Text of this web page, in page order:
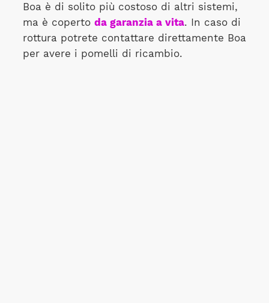
Boa è di solito più costoso di altri sistemi,
ma è coperto da garanzia a vita. In caso di
rottura potrete contattare direttamente Boa
per avere i pomelli di ricambio.